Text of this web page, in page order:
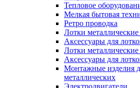
Тепловое
Мелкая бытовая
Ретро проводка
Лотки
Аксессуары для
Лотки
Аксессуары для
Монтажные изделия
металлических
Электродвигатели